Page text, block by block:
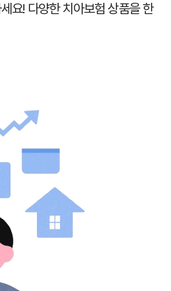
요! 다양한 치아보험 상품을 한